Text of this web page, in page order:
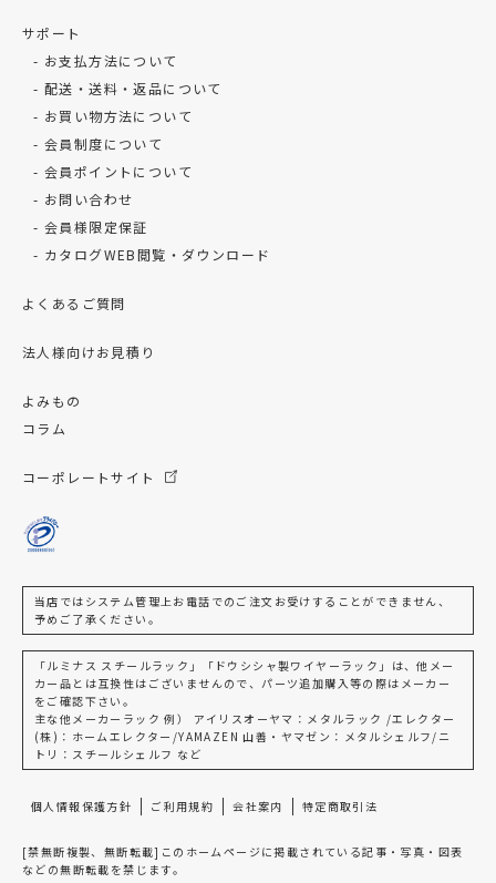
サポート
お支払方法について
配送・送料・返品について
お買い物方法について
会員制度について
会員ポイントについて
お問い合わせ
会員様限定保証
カタログWEB閲覧・ダウンロード
よくあるご質問
法人様向けお見積り
よみもの
コラム
コーポレートサイト
当店ではシステム管理上お電話でのご注文お受けすることができません、
予めご了承ください。
「ルミナス スチールラック」「ドウシシャ製ワイヤーラック」は、他メー
カー品とは互換性はございませんので、パーツ追加購入等の際はメーカー
をご確認下さい。
主な他メーカーラック 例） アイリスオーヤマ：メタルラック /エレクター
(株)：ホームエレクター/YAMAZEN 山善・ヤマゼン：メタルシェルフ/ニ
トリ：スチールシェルフ など
個人情報保護方針 ご利用規約 会社案内 特定商取引法
[禁無断複製、無断転載]このホームページに掲載されている記事・写真・図表
などの無断転載を禁じます。